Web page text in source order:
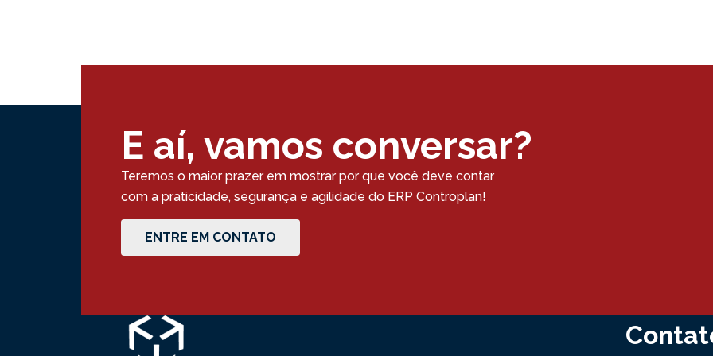
E aí, vamos conversar?
Teremos o maior prazer em mostrar por que você deve contar
com a praticidade, segurança e agilidade do ERP Controplan!
ENTRE EM CONTATO